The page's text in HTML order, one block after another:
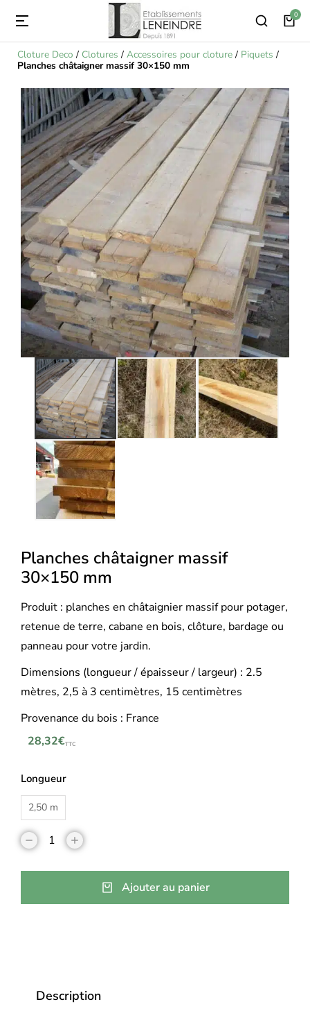
Cloture Deco / Clotures / Accessoires pour cloture/ Piquets /
Planches châtaigner massif 30×150 mm
Planches châtaigner massif
30×150 mm
Produit : planches en châtaignier massif pour potager,
retenue de terre, cabane en bois, clôture, bardage ou
panneau pour votre jardin.
Dimensions (longueur / épaisseur / largeur) : 2.5
mètres, 2,5 à 3 centimètres, 15 centimètres
Provenance du bois : France
28,32€TTC
Longueur
2,50 m
Ajouter au panier
Description